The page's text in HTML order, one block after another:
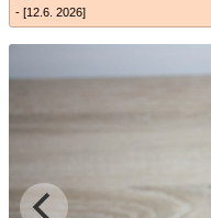
- [12.6. 2026]